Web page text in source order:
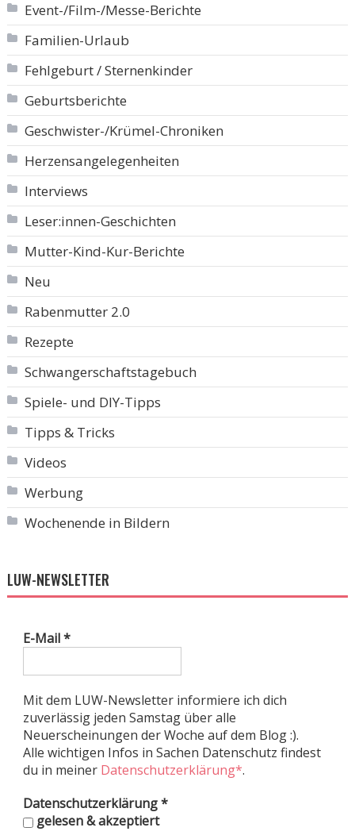
Event-/Film-/Messe-Berichte
Familien-Urlaub
Fehlgeburt / Sternenkinder
Geburtsberichte
Geschwister-/Krümel-Chroniken
Herzensangelegenheiten
Interviews
Leser:innen-Geschichten
Mutter-Kind-Kur-Berichte
Neu
Rabenmutter 2.0
Rezepte
Schwangerschaftstagebuch
Spiele- und DIY-Tipps
Tipps & Tricks
Videos
Werbung
Wochenende in Bildern
LUW-NEWSLETTER
E-Mail*
Mit dem LUW-Newsletter informiere ich dich
zuverlässig jeden Samstag über alle
Neuerscheinungen der Woche auf dem Blog :).
Alle wichtigen Infos in Sachen Datenschutz findest
du in meiner Datenschutzerklärung*.
Datenschutzerklärung*
gelesen & akzeptiert